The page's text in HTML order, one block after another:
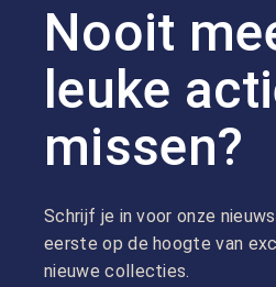
Nooit
leuke
missen?
Schrijf je in voor onze
eerste op de hoogte van
nieuwe collecties.